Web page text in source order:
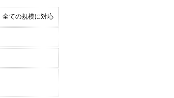
全ての規模に対応